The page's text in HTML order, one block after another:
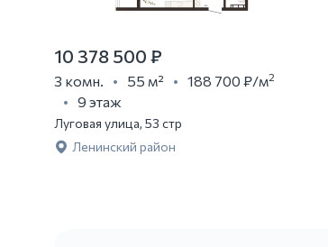
10 378 500 ₽
3 комн. 55 м² 188 700 ₽/м2
9 этаж
Луговая улица, 53 стр
Ленинский район